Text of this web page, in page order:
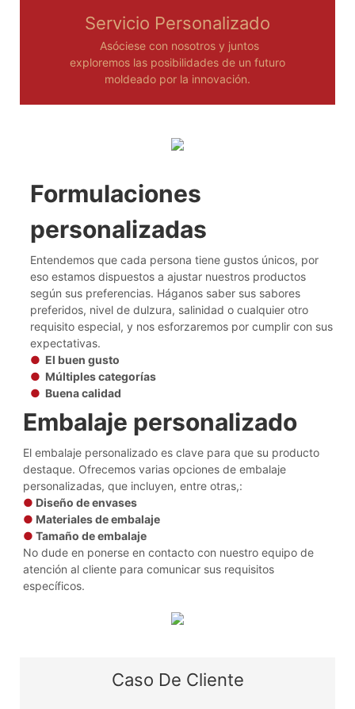
Servicio Personalizado
Asóciese con nosotros y juntos
exploremos las posibilidades de un futuro
moldeado por la innovación.
Formulaciones
personalizadas
Entendemos que cada persona tiene gustos únicos, por
eso estamos dispuestos a ajustar nuestros productos
según sus preferencias. Háganos saber sus sabores
preferidos, nivel de dulzura, salinidad o cualquier otro
requisito especial, y nos esforzaremos por cumplir con sus
expectativas.
● El buen gusto
● Múltiples categorías
● Buena calidad
Embalaje personalizado
El embalaje personalizado es clave para que su producto
destaque. Ofrecemos varias opciones de embalaje
personalizadas, que incluyen, entre otras,:
● Diseño de envases
● Materiales de embalaje
●Tamaño de embalaje
No dude en ponerse en contacto con nuestro equipo de
atención al cliente para comunicar sus requisitos
específicos.
Caso De Cliente